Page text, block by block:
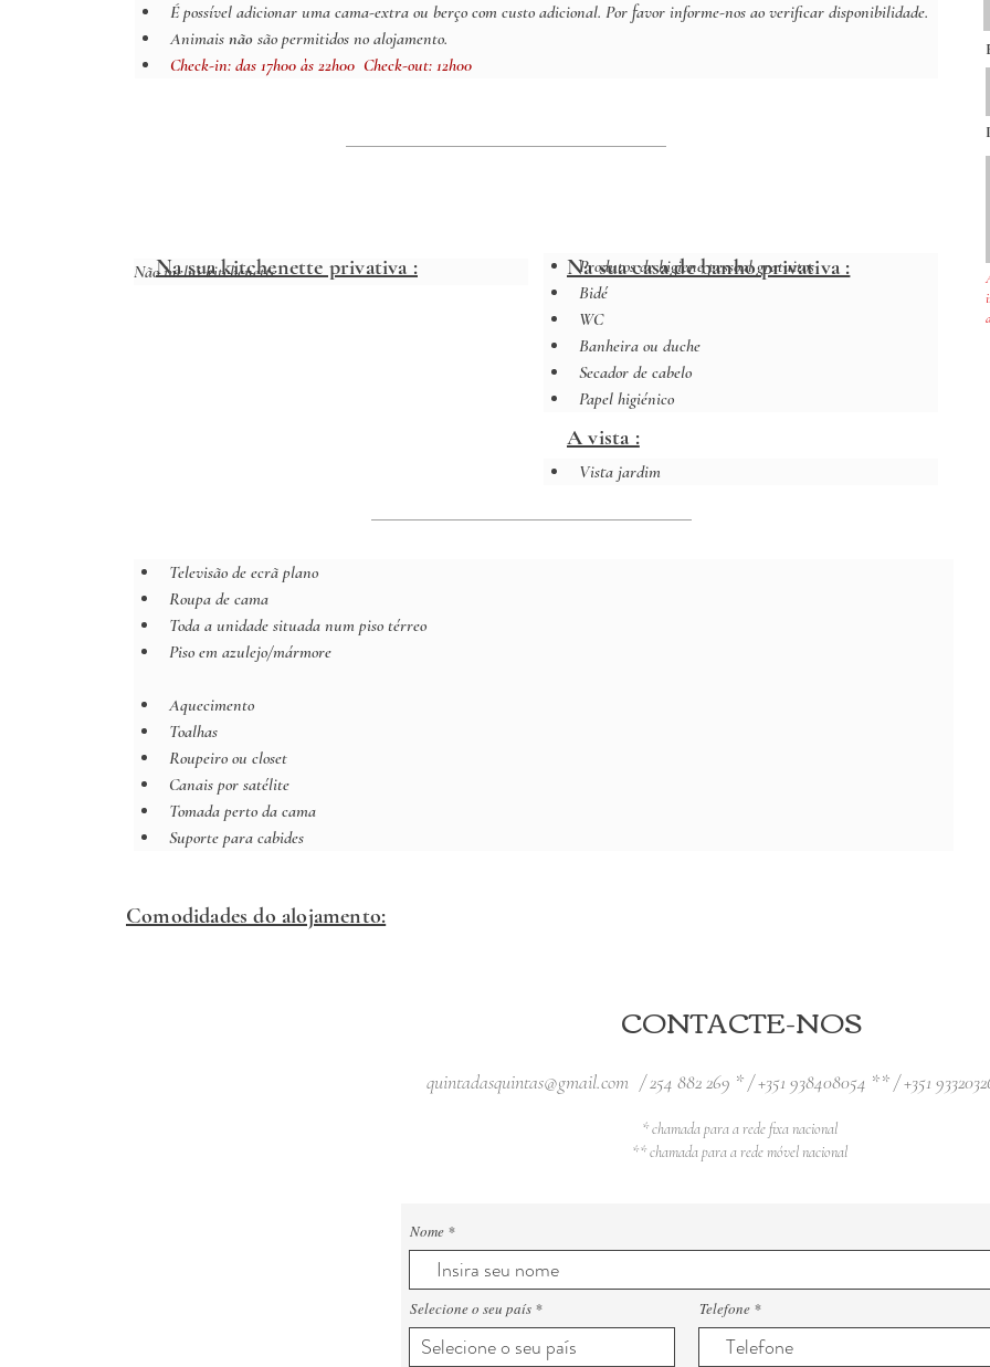
É possível adicionar uma cama-extra ou berço com custo adicional. Por favor informe-nos ao verificar disponibilidade.
Animais não são permitidos no alojamento.
Check-in: das 17h00 às 22h00
  Check-out: 12h00
Na sua kitchenette privativa :
Não inclui kitchenette Na sua casa de banho privativa :
Produtos de higiene pessoal gratuitos
Bidé
WC
Banheira ou duche
Secador de cabelo
Papel higiénico
A vista :
Vista jardim
Televisão de ecrã plano
Roupa de cama
Toda a unidade situada num piso térreo
Piso em azulejo/mármore
Aquecimento
Toalhas
Roupeiro ou closet
Canais por satélite
Tomada perto da cama
Suporte para cabides
Comodidades do alojamento:
CONTACTE-NOS
/ 254 882 269 * / +351 938408054 ** / +351
quintadasquintas@gmail.com
* chamada para a rede fixa nacional
** chamada para a rede móvel nacional
Nome
Selecione o seu país Telefone